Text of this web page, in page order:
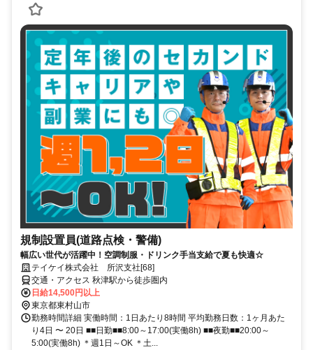
規制設置員(道路点検・警備)
幅広い世代が活躍中！空調制服・ドリンク手当支給で夏も快適☆
テイケイ株式会社 所沢支社[68]
交通・アクセス 秋津駅から徒歩圏内
日給14,500円以上
東京都東村山市
勤務時間詳細 実働時間：1日あたり8時間 平均勤務日数：1ヶ月あた
り4日 〜 20日 ■■日勤■■8:00～17:00(実働8h) ■■夜勤■■20:00～
5:00(実働8h) ＊週1日～OK ＊土...